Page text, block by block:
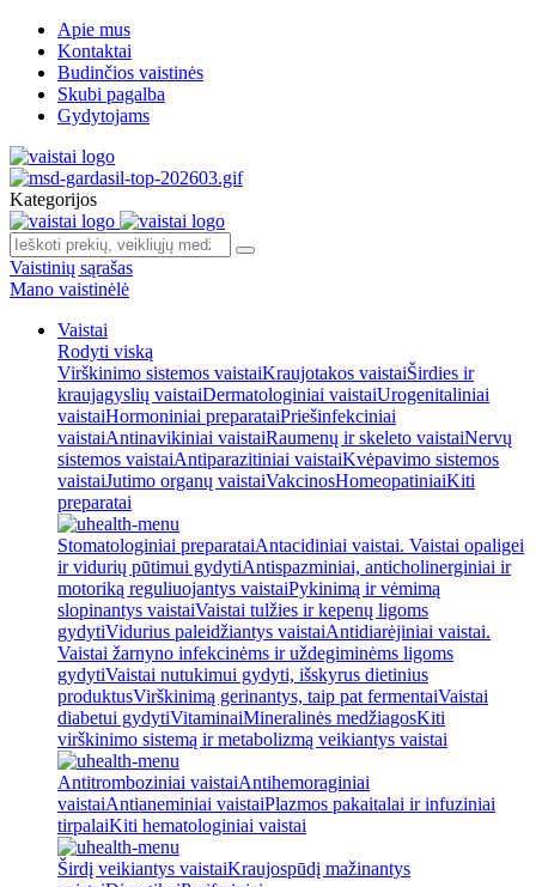
Apie mus
Kontaktai
Budinčios vaistinės
Skubi pagalba
Gydytojams
Kategorijos
Vaistinių sąrašas
Mano vaistinėlė
Vaistai
Rodyti viską
Virškinimo sistemos vaistaiKraujotakos vaistaiŠirdies ir
kraujagyslių vaistaiDermatologiniai vaistaiUrogenitaliniai
vaistaiHormoniniai preparataiPriešinfekciniai
vaistaiAntinavikiniai vaistaiRaumenų ir skeleto vaistaiNervų
sistemos vaistaiAntiparazitiniai vaistaiKvėpavimo sistemos
vaistaiJutimo organų vaistaiVakcinosHomeopatiniaiKiti
preparatai
Stomatologiniai preparataiAntacidiniai vaistai. Vaistai opaligei
ir vidurių pūtimui gydytiAntispazminiai, anticholinerginiai ir
motoriką reguliuojantys vaistaiPykinimą ir vėmimą
slopinantys vaistaiVaistai tulžies ir kepenų ligoms
gydytiVidurius paleidžiantys vaistaiAntidiarėjiniai vaistai.
Vaistai žarnyno infekcinėms ir uždegiminėms ligoms
gydytiVaistai nutukimui gydyti, išskyrus dietinius
produktusVirškinimą gerinantys, taip pat fermentaiVaistai
diabetui gydytiVitaminaiMineralinės medžiagosKiti
virškinimo sistemą ir metabolizmą veikiantys vaistai
Antitromboziniai vaistaiAntihemoraginiai
vaistaiAntianeminiai vaistaiPlazmos pakaitalai ir infuziniai
tirpalaiKiti hematologiniai vaistai
Širdį veikiantys vaistaiKraujospūdį mažinantys